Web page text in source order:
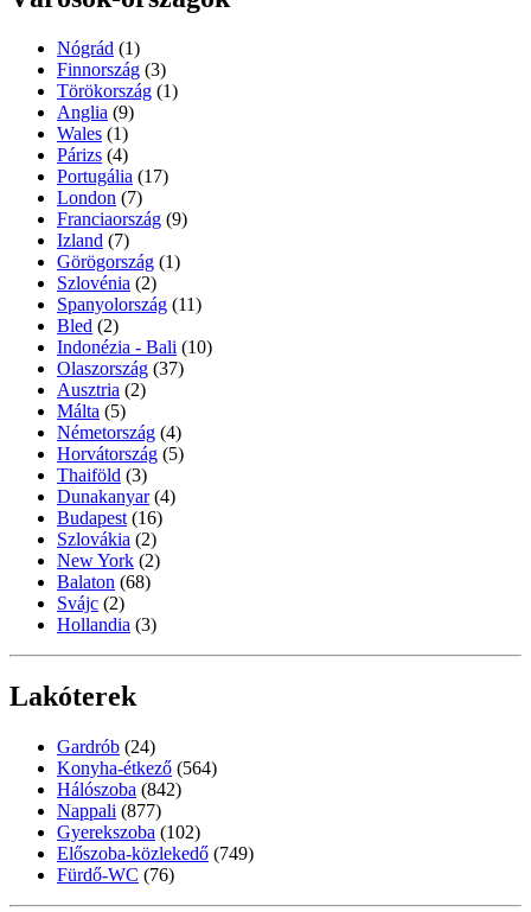
Nógrád (1)
Finnország (3)
Törökország (1)
Anglia (9)
Wales (1)
Párizs (4)
Portugália (17)
London (7)
Franciaország (9)
Izland (7)
Görögország (1)
Szlovénia (2)
Spanyolország (11)
Bled (2)
Indonézia - Bali (10)
Olaszország (37)
Ausztria (2)
Málta (5)
Németország (4)
Horvátország (5)
Thaiföld (3)
Dunakanyar (4)
Budapest (16)
Szlovákia (2)
New York (2)
Balaton (68)
Svájc (2)
Hollandia (3)
Lakóterek
Gardrób (24)
Konyha-étkező (564)
Hálószoba (842)
Nappali (877)
Gyerekszoba (102)
Előszoba-közlekedő (749)
Fürdő-WC (76)